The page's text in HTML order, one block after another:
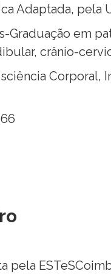
Adaptada, pela
Graduação em
crânio-
Corporal,
pela